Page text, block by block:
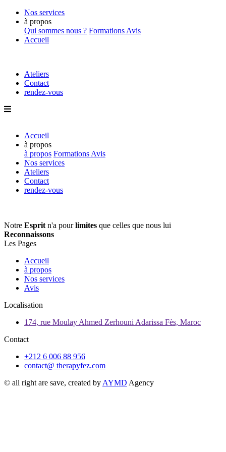
Nos services
à propos
Qui sommes nous ? Formations Avis
Accueil
Ateliers
Contact
rendez-vous
Accueil
à propos
à propos Formations Avis
Nos services
Ateliers
Contact
rendez-vous
Notre Esprit n'a pourlimites que celles que nous lui
Reconnaissons
Les Pages
Accueil
à propos
Nos services
Avis
Localisation
174, rue Moulay Ahmed Zerhouni Adarissa Fès, Maroc
Contact
+212 6 006 88 956
contact@ therapyfez.com
© all right are save, created by AYMD Agency